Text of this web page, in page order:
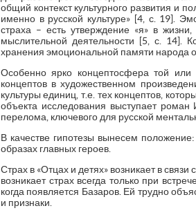
общий контекст культурного развития и
именно в русской культуре» [4, с. 19].
страха – есть утверждение «я» в
мыслительной деятельности [5, с. 14].
хранения эмоциональной памяти народа о
Особенно ярко концептосфера той или
концептов в художественном
культуры единиц, т.е. тех концептов,
объекта исследования выступает
перелома, ключевого для русской
В качестве гипотезы вынесем
образах главных героев.
Страх в «Отцах и детях» возникает в
возникает страх всегда только при
когда появляется Базаров. Ей трудно
и признаки.